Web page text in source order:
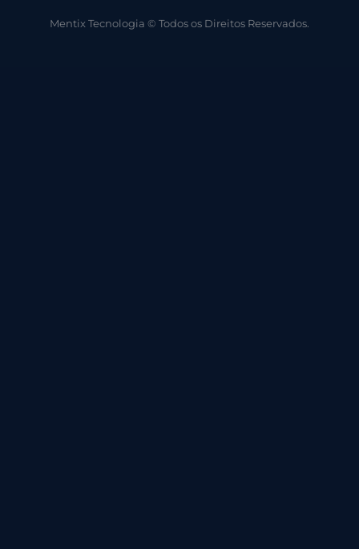
Mentix Tecnologia © Todos os Direitos Reservados.